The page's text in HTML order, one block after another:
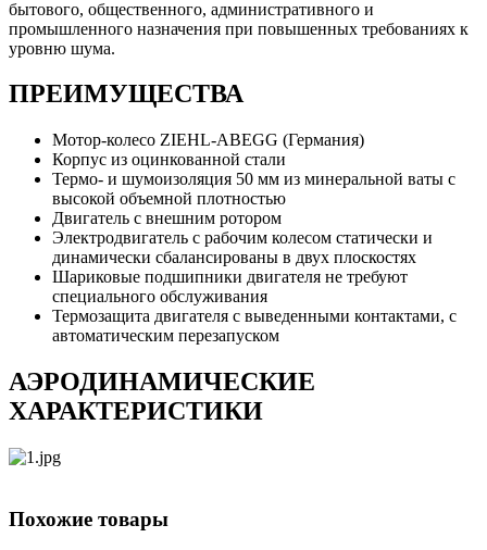
бытового, общественного, административного и
промышленного назначения при повышенных требованиях к
уровню шума.
ПРЕИМУЩЕСТВА
Мотор-колесо ZIEHL-ABEGG (Германия)
Корпус из оцинкованной стали
Термо- и шумоизоляция 50 мм из минеральной ваты с
высокой объемной плотностью
Двигатель с внешним ротором
Электродвигатель с рабочим колесом статически и
динамически сбалансированы в двух плоскостях
Шариковые подшипники двигателя не требуют
специального обслуживания
Термозащита двигателя с выведенными контактами, с
автоматическим перезапуском
АЭРОДИНАМИЧЕСКИЕ
ХАРАКТЕРИСТИКИ
Похожие товары